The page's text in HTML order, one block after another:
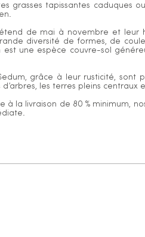
grasses tapissantes caduques
de mai à novembre et
diversité de formes, de
une espèce couvre-sol
grâce à leur rusticité, sont
les terres pleins centraux
à la livraison de 80 % minimum,